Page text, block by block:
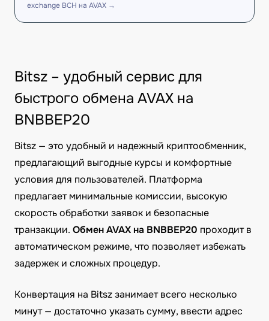
exchange BCH на AVAX →
Bitsz – удобный сервис для
быстрого обмена AVAX на
BNBBEP20
Bitsz — это удобный и надежный криптообменник,
предлагающий выгодные курсы и комфортные
условия для пользователей. Платформа
предлагает минимальные комиссии, высокую
скорость обработки заявок и безопасные
транзакции. Обмен AVAX на BNBBEP20 проходит в
автоматическом режиме, что позволяет избежать
задержек и сложных процедур.
Конвертация на Bitsz занимает всего несколько
минут — достаточно указать сумму, ввести адрес